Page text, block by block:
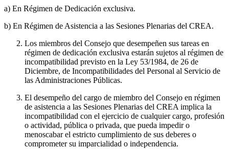
a) En Régimen de Dedicación exclusiva.
b) En Régimen de Asistencia a las Sesiones Plenarias del CREA.
Los miembros del Consejo que desempeñen sus tareas en
régimen de dedicación exclusiva estarán sujetos al régimen de
incompatibilidad previsto en la Ley 53/1984, de 26 de
Diciembre, de Incompatibilidades del Personal al Servicio de
las Administraciones Públicas.
El desempeño del cargo de miembro del Consejo en régimen
de asistencia a las Sesiones Plenarias del CREA implica la
incompatibilidad con el ejercicio de cualquier cargo, profesión
o actividad, pública o privada, que pueda impedir o
menoscabar el estricto cumplimiento de sus deberes o
comprometer su imparcialidad o independencia.